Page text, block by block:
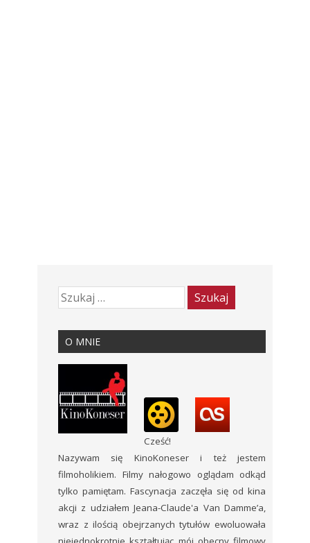
O MNIE
Cześć!
Nazywam się KinoKoneser i też jestem
filmoholikiem. Filmy nałogowo oglądam odkąd
tylko pamiętam. Fascynacja zaczęła się od kina
akcji z udziałem Jeana-Claude'a Van Damme’a,
wraz z ilością obejrzanych tytułów ewoluowała